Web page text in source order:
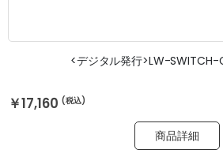
<デジタル発行>LW-SWITCH-
￥17,160
商品詳細